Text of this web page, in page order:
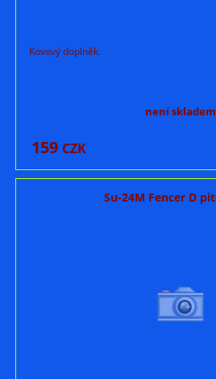
Kovový doplněk.
není skladem
159 CZK
Su-24M Fencer D